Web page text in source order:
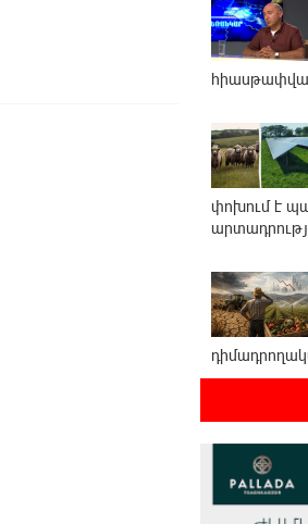
փոխում է
ճակատ»
գեներալ-